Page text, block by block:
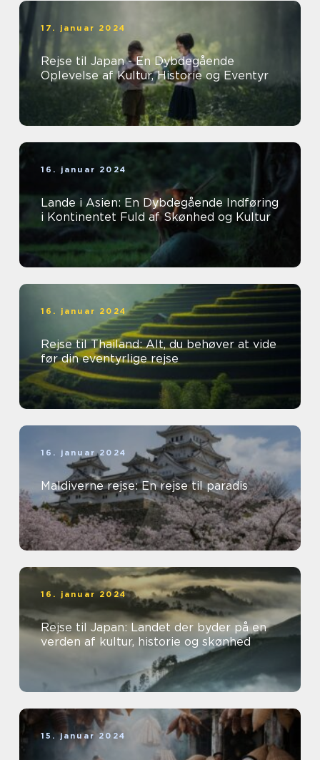
17. januar 2024
Rejse til Japan - En Dybdegående
Oplevelse af Kultur, Historie og Eventyr
16. januar 2024
Lande i Asien: En Dybdegående Indføring
i Kontinentet Fuld af Skønhed og Kultur
16. januar 2024
Rejse til Thailand: Alt, du behøver at vide
før din eventyrlige rejse
16. januar 2024
Maldiverne rejse: En rejse til paradis
16. januar 2024
Rejse til Japan: Landet der byder på en
verden af kultur, historie og skønhed
15. januar 2024